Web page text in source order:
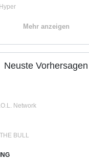
Mehr anzeigen
Neuste Vorhersagen
Network
BULL